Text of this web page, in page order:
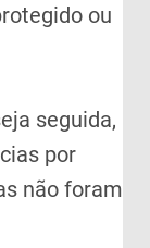
ou
seguida,
por
não foram